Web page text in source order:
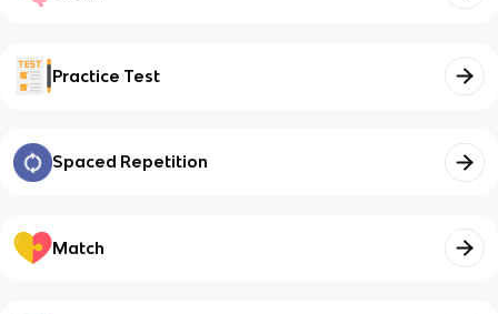
Practice Test
Spaced Repetition
Match